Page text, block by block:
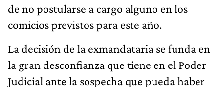
de no postularse a cargo alguno en los
comicios previstos para este año.
La decisión de la exmandataria se funda en
la gran desconfianza que tiene en el Poder
Judicial ante la sospecha que pueda haber